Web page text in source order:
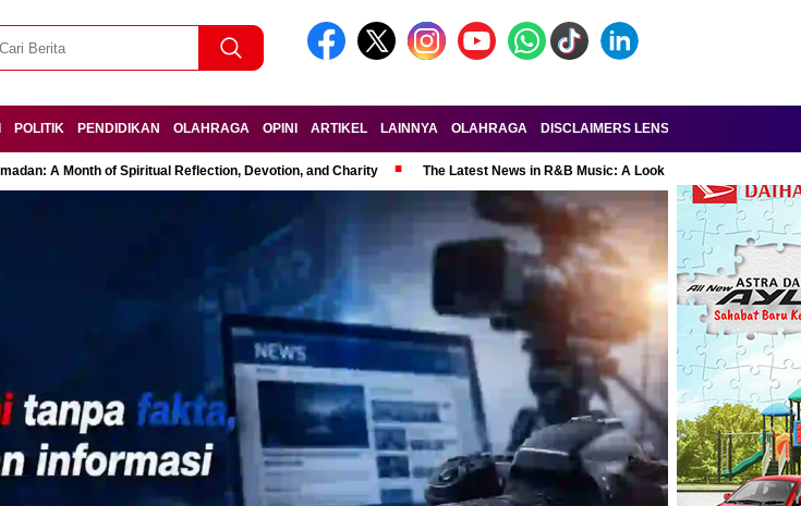
POLITIK PENDIDIKAN OLAHRAGA OPINI ARTIKEL LAINNYA OLAHRAGA DISCLAIMERS LENSA-RAKYAT.COM
A Month of Spiritual Reflection, Devotion, and Charity The Latest News in R&B Music: A Look at Super Bowl